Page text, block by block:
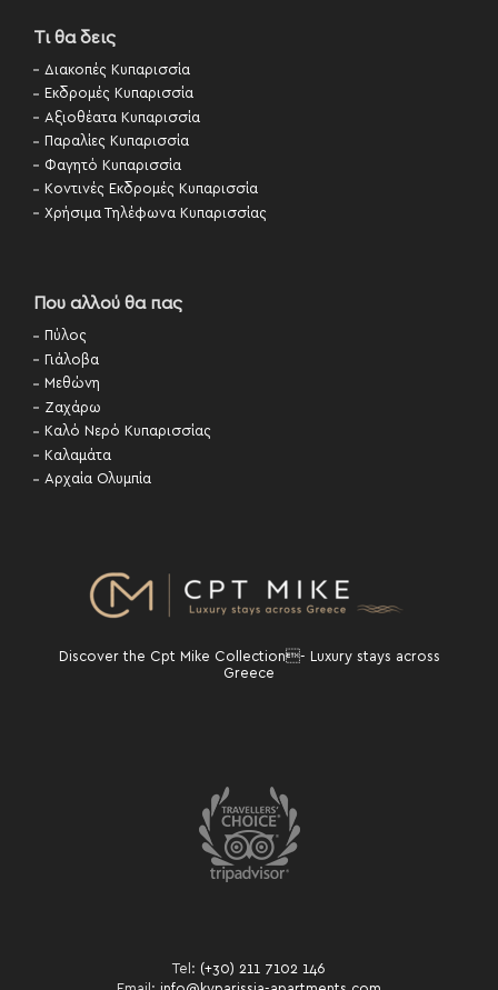
Τι θα δεις
Διακοπές Κυπαρισσία
Εκδρομές Κυπαρισσία
Αξιοθέατα Κυπαρισσία
Παραλίες Κυπαρισσία
Φαγητό Κυπαρισσία
Κοντινές Εκδρομές Κυπαρισσία
Χρήσιμα Τηλέφωνα Κυπαρισσίας
Που αλλού θα πας
Πύλος
Γιάλοβα
Μεθώνη
Ζαχάρω
Καλό Νερό Κυπαρισσίας
Καλαμάτα
Αρχαία Ολυμπία
Discover the Cpt Mike Collection- Luxury stays across
Greece
Tel: (+30) 211 7102 146